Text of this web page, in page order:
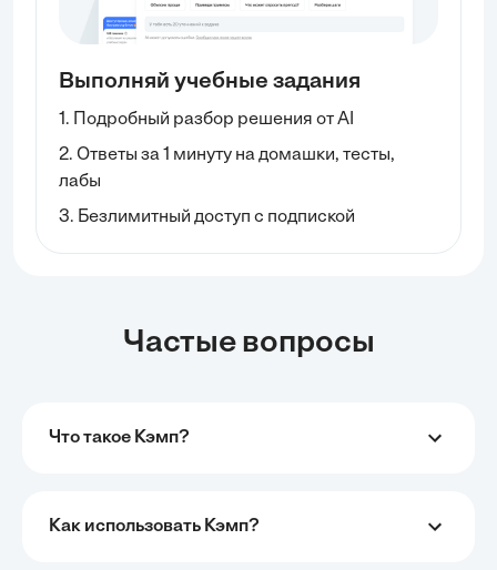
Выполняй учебные задания
1. Подробный разбор решения от AI
2. Ответы за 1 минуту на домашки, тесты,
лабы
3. Безлимитный доступ с подпиской
Частые вопросы
Что такое Кэмп?
Как использовать Кэмп?